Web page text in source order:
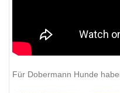
Für Dobermann Hunde